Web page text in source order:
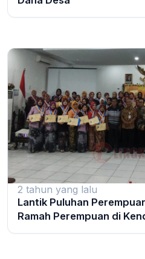
2 tahun yang lalu
Lantik Puluhan
Ramah Perempuan di